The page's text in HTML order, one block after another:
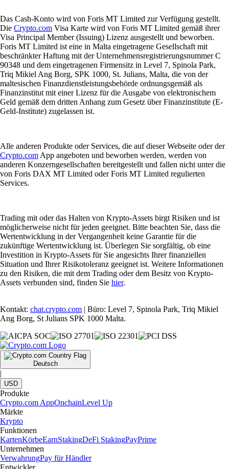
Das Cash-Konto wird von Foris MT Limited zur Verfügung gestellt.
Die Crypto.com Visa Karte wird von Foris MT Limited gemäß ihrer
Visa Principal Member (Issuing) Lizenz ausgestellt und beworben.
Foris MT Limited ist eine in Malta eingetragene Gesellschaft mit
beschränkter Haftung mit der Unternehmensregistrierungsnummer C
90348 und dem eingetragenen Firmensitz in Level 7, Spinola Park,
Triq Mikiel Ang Borg, SPK 1000, St. Julians, Malta, die von der
maltesischen Finanzdienstleistungsbehörde ordnungsgemäß als
Finanzinstitut mit einer Lizenz für die Ausgabe von elektronischem
Geld gemäß dem dritten Anhang zum Gesetz über Finanzinstitute (E-
Geld-Institute) zugelassen ist.
Alle anderen Produkte oder Services, die auf dieser Webseite oder der
Crypto.com App angeboten und beworben werden, werden von
anderen Konzerngesellschaften bereitgestellt und fallen nicht unter die
von Foris DAX MT Limited oder Foris MT Limited regulierten
Services.
Trading mit oder das Halten von Krypto-Assets birgt Risiken und ist
möglicherweise nicht für jeden geeignet. Bitte beachten Sie, dass die
Wertentwicklung in der Vergangenheit keine Garantie für die
zukünftige Wertentwicklung ist. Überlegen Sie sorgfältig, ob eine
Investition in Krypto-Assets für Sie angesichts Ihrer finanziellen
Situation und Ihrer Risikotoleranz geeignet ist. Weitere Informationen
zu den Risiken, die mit dem Trading oder dem Besitz von Krypto-
Assets verbunden sind, finden Sie hier.
Kontakt: chat.crypto.com | Büro: Level 7, Spinola Park, Triq Mikiel
Ang Borg, St Julians SPK 1000 Malta.
Deutsch
|
USD
Produkte
Crypto.com AppOnchainLevel Up
Märkte
Krypto
Funktionen
KartenKörbeEarnStakingDeFi StakingPayPrime
Unternehmen
VerwahrungPay für Händler
Entwickler